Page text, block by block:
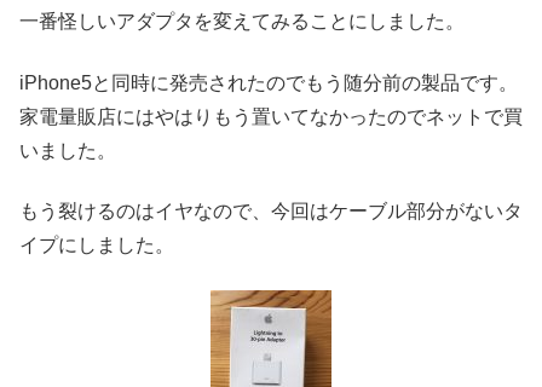
一番怪しいアダプタを変えてみることにしました。
iPhone5と同時に発売されたのでもう随分前の製品です。
家電量販店にはやはりもう置いてなかったのでネットで買
いました。
もう裂けるのはイヤなので、今回はケーブル部分がないタ
イプにしました。